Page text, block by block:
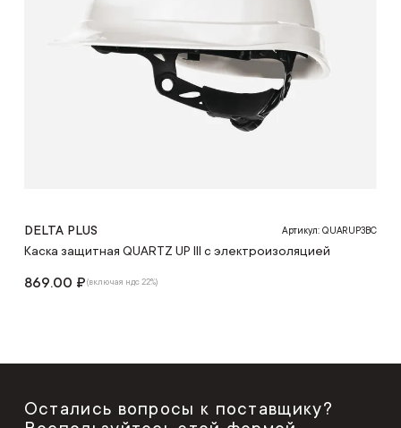
DELTA PLUS Артикул: QUARUP3BC
Каска защитная QUARTZ UP III с электроизоляцией
869.00 ₽(включая ндс 22%)
Остались вопросы к поставщику?